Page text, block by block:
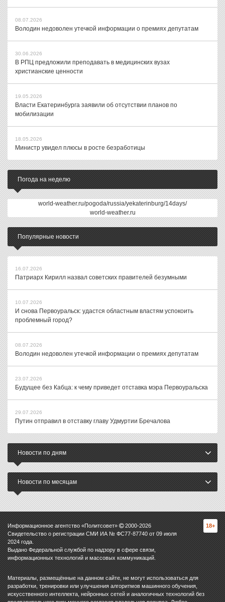
08.07.2026
Володин недоволен утечкой информации о премиях депутатам
30.06.2026
В РПЦ предложили преподавать в медицинских вузах
христианские ценности
19.05.2026
Власти Екатеринбурга заявили об отсутствии планов по
мобилизации
18.05.2026
Министр увидел плюсы в росте безработицы
Погода на неделю
world-weather.ru/pogoda/russia/yekaterinburg/14days/
world-weather.ru
Популярные новости
16.07.2026
Патриарх Кирилл назвал советских правителей безумными
10.07.2026
И снова Первоуральск: удастся областным властям успокоить
проблемный город?
08.07.2026
Володин недоволен утечкой информации о премиях депутатам
23.07.2026
Будущее без Кабца: к чему приведет отставка мэра Первоуральска
29.07.2026
Путин отправил в отставку главу Удмуртии Бречалова
Новости по дням
Новости по месяцам
Информационное агентство «Политсовет» 2000-2026
Свидетельство о регистрации СМИ ИА № ФС77-87740 от 09 июля
2024 года.
Выдано Федеральной службой по надзору в сфере связи,
информационных технологий и массовых коммуникаций.
18+
Материалы, размещённые на данном сайте, не могут использоваться для
разработки, тренировки или улучшения алгоритмов машинного обучения,
искусственного интеллекта, нейронных сетей и аналогичных технологий без